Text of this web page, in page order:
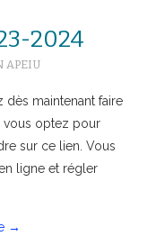
2024
APEIU
maintenant faire
vous optez pour
sur ce lien. Vous
ligne et régler
→